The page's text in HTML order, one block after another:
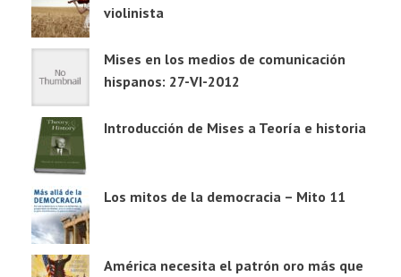
violinista
Mises en los medios de comunicación
hispanos: 27-VI-2012
Introducción de Mises a Teoría e historia
Los mitos de la democracia – Mito 11
América necesita el patrón oro más que